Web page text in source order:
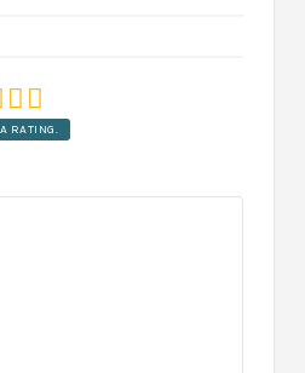
RATING.